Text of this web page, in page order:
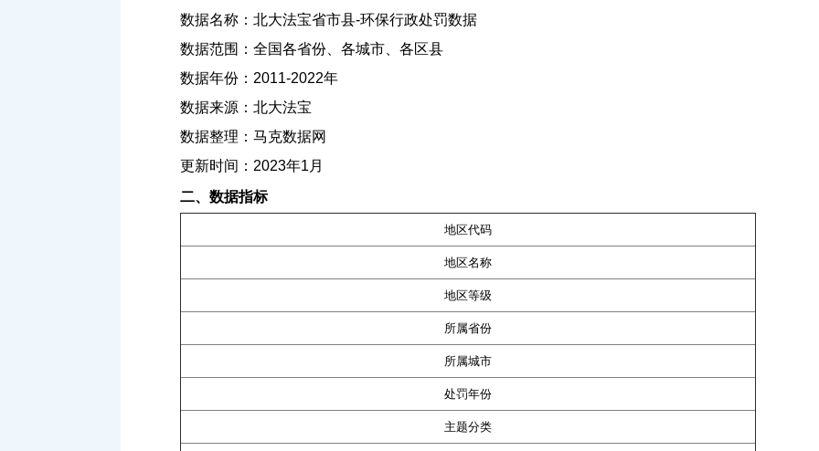
数据名称：北大法宝省市县-环保行政处罚数据
数据范围：全国各省份、各城市、各区县
数据年份：2011-2022年
数据来源：北大法宝
数据整理：马克数据网
更新时间：2023年1月
二、数据指标
地区代码
地区名称
地区等级
所属省份
所属城市
处罚年份
主题分类